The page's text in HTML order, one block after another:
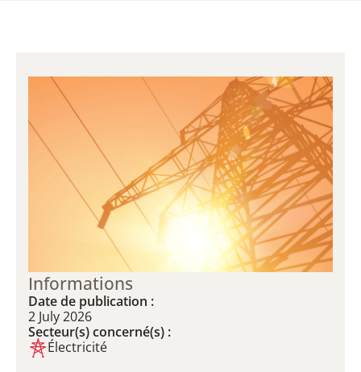
Informations
Date de publication :
2 July 2026
Secteur(s) concerné(s) :
Électricité